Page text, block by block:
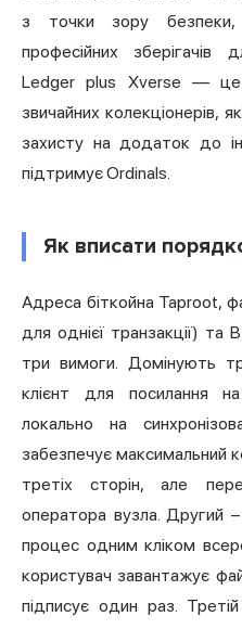
з точки зору безпеки,
професійних зберігачів
Ledger plus Xverse — це
звичайних колекціонерів,
захисту на додаток до
підтримує Ordinals.
Як вписати
Адреса біткойна Taproot,
для однієї транзакції) та
три вимоги. Домінують
клієнт для посилання
локально на
забезпечує максимальний
третіх сторін, але
оператора вузла. Другий
процес одним кліком
користувач завантажує
підписує один раз.